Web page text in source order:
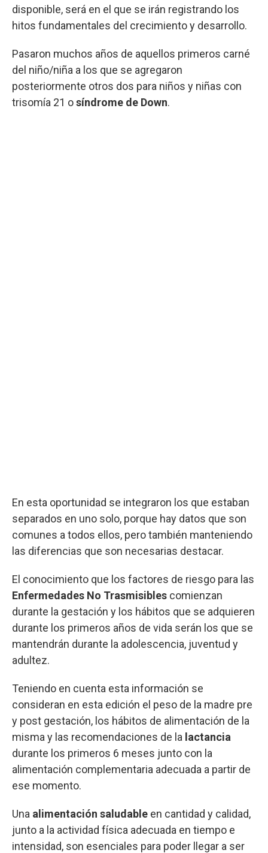
disponible, será en el que se irán registrando los
hitos fundamentales del crecimiento y desarrollo.
Pasaron muchos años de aquellos primeros carné
del niño/niña a los que se agregaron
posteriormente otros dos para niños y niñas con
trisomía 21 osíndrome de Down.
En esta oportunidad se integraron los que estaban
separados en uno solo, porque hay datos que son
comunes a todos ellos, pero también manteniendo
las diferencias que son necesarias destacar.
El conocimiento que los factores de riesgo para las
Enfermedades No Trasmisibles comienzan
durante la gestación y los hábitos que se adquieren
durante los primeros años de vida serán los que se
mantendrán durante la adolescencia, juventud y
adultez.
Teniendo en cuenta esta información se
consideran en esta edición el peso de la madre pre
y post gestación, los hábitos de alimentación de la
misma y las recomendaciones de la lactancia
durante los primeros 6 meses junto con la
alimentación complementaria adecuada a partir de
ese momento.
Una alimentación saludable en cantidad y calidad,
junto a la actividad física adecuada en tiempo e
intensidad, son esenciales para poder llegar a ser